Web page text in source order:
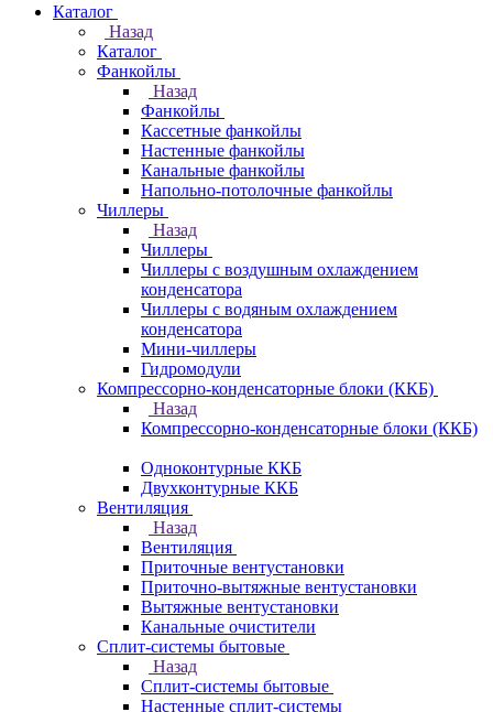
Каталог
Назад
Каталог
Фанкойлы
Назад
Фанкойлы
Кассетные фанкойлы
Настенные фанкойлы
Канальные фанкойлы
Напольно-потолочные фанкойлы
Чиллеры
Назад
Чиллеры
Чиллеры с воздушным охлаждением
конденсатора
Чиллеры с водяным охлаждением
конденсатора
Мини-чиллеры
Гидромодули
Компрессорно-конденсаторные блоки (ККБ)
Назад
Компрессорно-конденсаторные блоки (ККБ)
Одноконтурные ККБ
Двухконтурные ККБ
Вентиляция
Назад
Вентиляция
Приточные вентустановки
Приточно-вытяжные вентустановки
Вытяжные вентустановки
Канальные очистители
Сплит-системы бытовые
Назад
Сплит-системы бытовые
Настенные сплит-системы